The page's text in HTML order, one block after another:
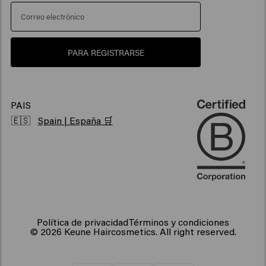
> Mostrar todo
> Mostrar todo
Protección solar para el cabello
Productos para cabello brillante
Productos para el cabello encrespado
Portal de reclamaciones
Sostenibilidad
PARA REGISTRARSE
PAIS
🇪🇸
Spain | España 🛒
© 2026 Keune Haircosmetics. All right reserved.
Política de privacidadTérminos y condiciones